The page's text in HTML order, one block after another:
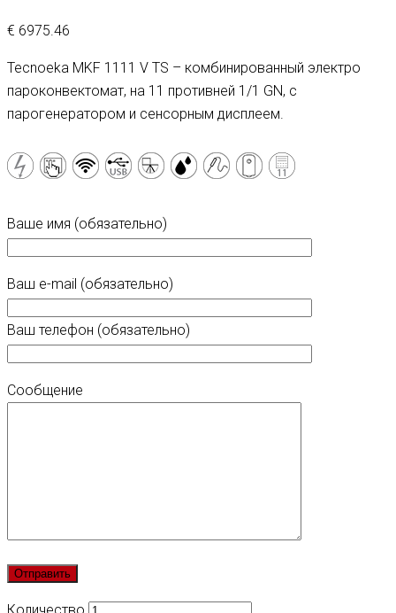
€ 6975.46
Tecnoeka MKF 1111 V TS – комбинированный электро
пароконвектомат, на 11 противней 1/1 GN, c
парогенератором и сенсорным дисплеем.
Ваше имя (обязательно)
Ваш e-mail (обязательно)
Ваш телефон (обязательно)
Сообщение